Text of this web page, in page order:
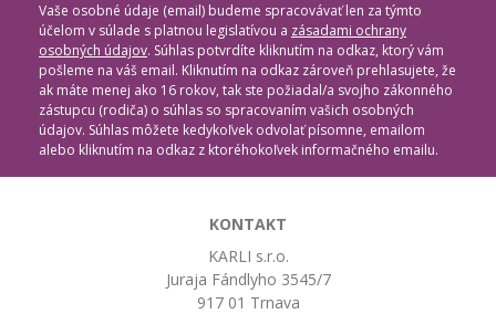
Vaše osobné údaje (email) budeme spracovávať len za týmto
účelom v súlade s platnou legislatívou a zásadami ochrany
osobných údajov. Súhlas potvrdíte kliknutím na odkaz, ktorý vám
pošleme na váš email. Kliknutím na odkaz zároveň prehlasujete, že
ak máte menej ako 16 rokov, tak ste požiadal/a svojho zákonného
zástupcu (rodiča) o súhlas so spracovaním vašich osobných
údajov. Súhlas môžete kedykoľvek odvolať písomne, emailom
alebo kliknutím na odkaz z ktoréhokoľvek informačného emailu.
KONTAKT
KARLI s.r.o.
Juraja Fándlyho 3545/7
917 01 Trnava